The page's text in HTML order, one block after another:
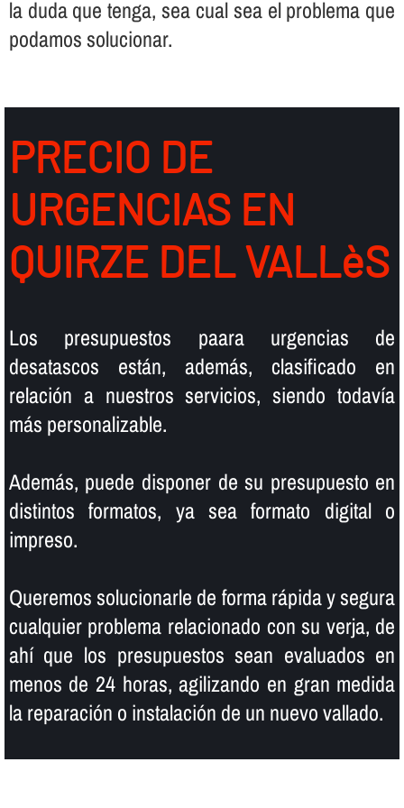
la duda que tenga, sea cual sea el problema que
podamos solucionar.
PRECIO DE
URGENCIAS EN
QUIRZE DEL VALLèS
Los presupuestos paara urgencias de
desatascos están, además, clasificado en
relación a nuestros servicios, siendo todaví­a
más personalizable.
Además, puede disponer de su presupuesto en
distintos formatos, ya sea formato digital o
impreso.
Queremos solucionarle de forma rápida y segura
cualquier problema relacionado con su verja, de
ahí­ que los presupuestos sean evaluados en
menos de 24 horas, agilizando en gran medida
la reparación o instalación de un nuevo vallado.